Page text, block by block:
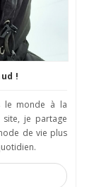
!
le monde à la
site, je partage
de vie plus